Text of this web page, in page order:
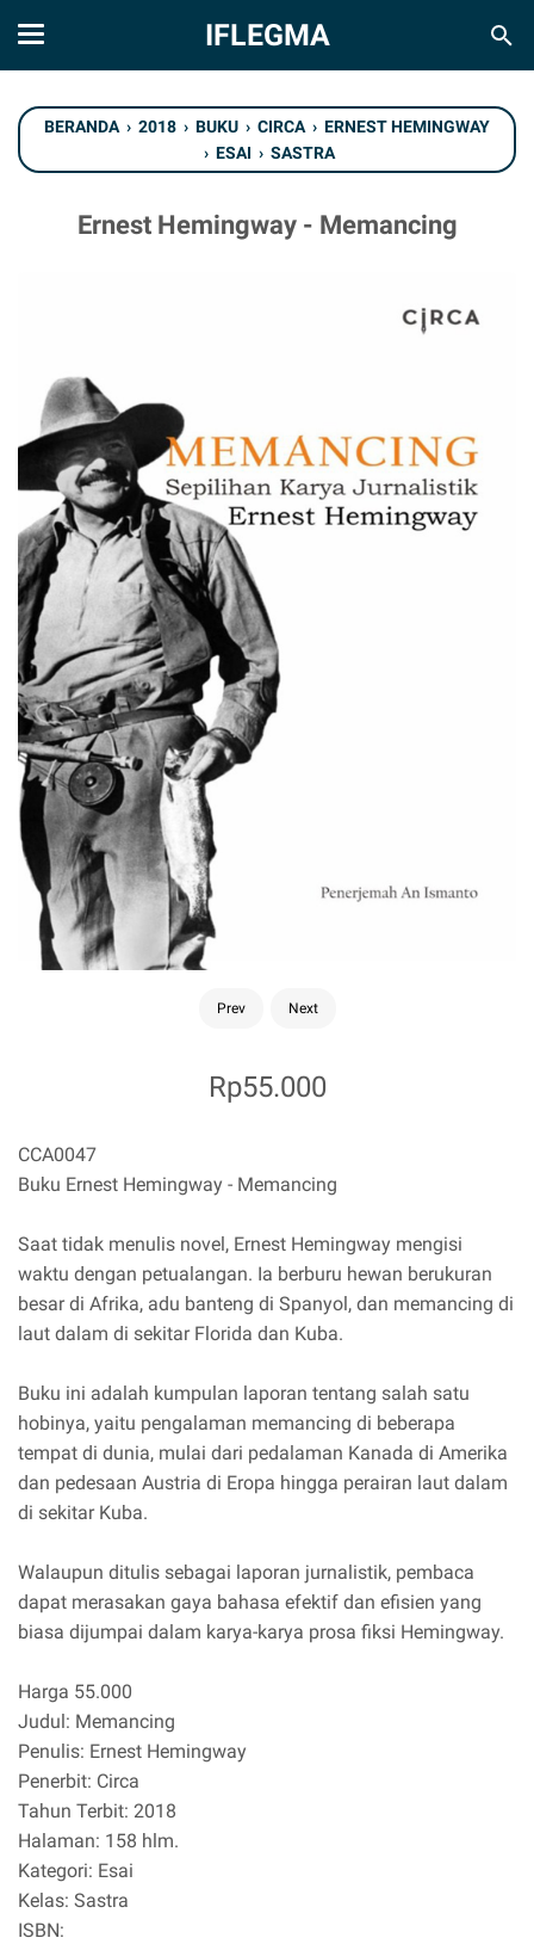
IFLEGMA
BERANDA › 2018 › BUKU › CIRCA › ERNEST HEMINGWAY
› ESAI › SASTRA
Ernest Hemingway - Memancing
Prev Next
Rp55.000
CCA0047
Buku Ernest Hemingway - Memancing
Saat tidak menulis novel, Ernest Hemingway mengisi
waktu dengan petualangan. Ia berburu hewan berukuran
besar di Afrika, adu banteng di Spanyol, dan memancing di
laut dalam di sekitar Florida dan Kuba.
Buku ini adalah kumpulan laporan tentang salah satu
hobinya, yaitu pengalaman memancing di beberapa
tempat di dunia, mulai dari pedalaman Kanada di Amerika
dan pedesaan Austria di Eropa hingga perairan laut dalam
di sekitar Kuba.
Walaupun ditulis sebagai laporan jurnalistik, pembaca
dapat merasakan gaya bahasa efektif dan efisien yang
biasa dijumpai dalam karya-karya prosa fiksi Hemingway.
Harga 55.000
Judul: Memancing
Penulis: Ernest Hemingway
Penerbit: Circa
Tahun Terbit: 2018
Halaman: 158 hlm.
Kategori: Esai
Kelas: Sastra
ISBN: